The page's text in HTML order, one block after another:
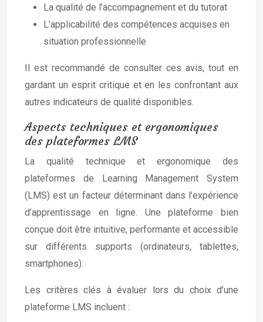
La qualité de l’accompagnement et du tutorat
L’applicabilité des compétences acquises en
situation professionnelle
Il est recommandé de consulter ces avis, tout en
gardant un esprit critique et en les confrontant aux
autres indicateurs de qualité disponibles.
Aspects techniques et ergonomiques
des plateformes LMS
La qualité technique et ergonomique des
plateformes de Learning Management System
(LMS) est un facteur déterminant dans l’expérience
d’apprentissage en ligne. Une plateforme bien
conçue doit être intuitive, performante et accessible
sur différents supports (ordinateurs, tablettes,
smartphones).
Les critères clés à évaluer lors du choix d’une
plateforme LMS incluent :